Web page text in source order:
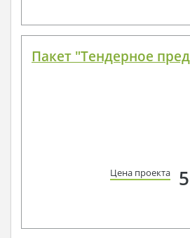
Пакет "Тендерное
Цена проекта